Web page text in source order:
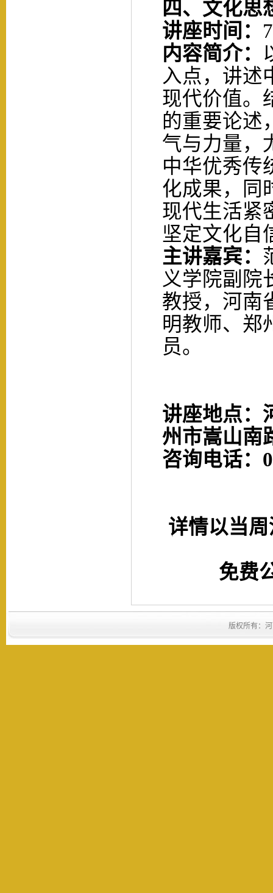
四、 文化思
讲座时间： 7
内容简介：
入点，讲述
现代价值。
的重要论述
气与力量，
中华优秀传
化成果，同
现代生活紧
坚定文化自
主讲嘉宾：
义学院副院
教授，河南
明教师、郑
员。
讲座地点：
州市嵩山南
咨询电话：
详情以当
免费
版权所有：